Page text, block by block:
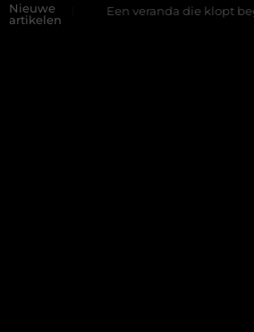
Nieuwe
artikelen
Een veranda die klopt begint bij